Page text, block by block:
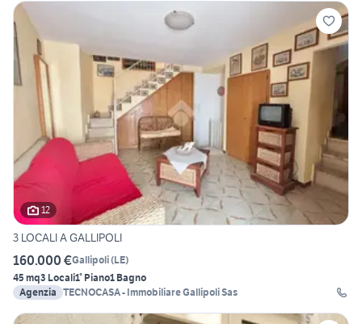
12
3 LOCALI A GALLIPOLI
160.000 €Gallipoli(LE)
45 mq3 Locali1° Piano1 Bagno
Agenzia TECNOCASA - Immobiliare Gallipoli Sas